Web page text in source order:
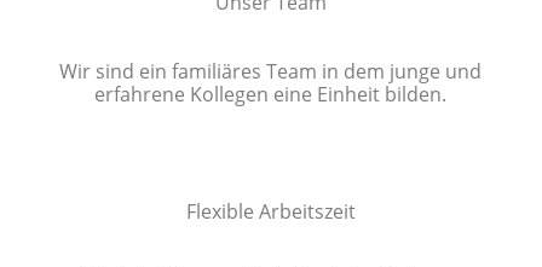
Wir sind ein familiäres Team in dem junge und
erfahrene Kollegen eine Einheit bilden.
Flexible Arbeitszeit